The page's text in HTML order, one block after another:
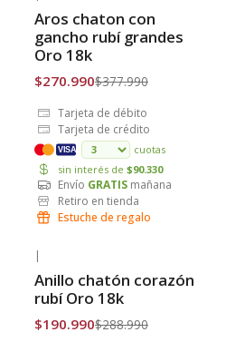
Envío Gratis
Aros chaton con
gancho rubí grandes
Oro 18k
$270.990$377.990
Tarjeta de débito
Tarjeta de crédito
VISA
cuotas
sin interés de $90.330
Envío GRATIS mañana
Retiro en tienda
Estuche de regalo
Envío Gratis
|
Anillo chatón corazón
rubí Oro 18k
$190.990$288.990